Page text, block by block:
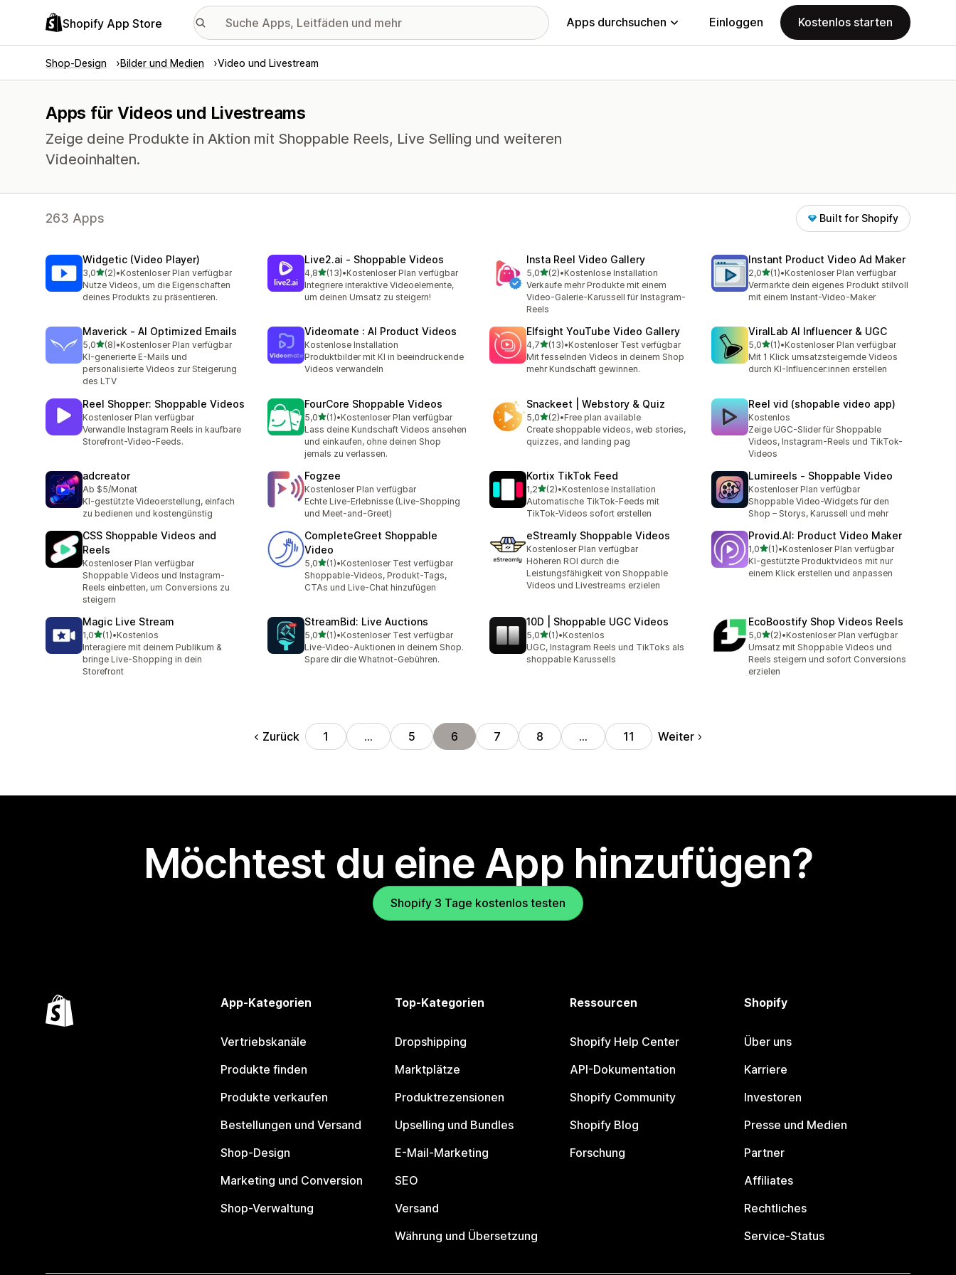
Shopify App Store Apps durchsuchen Einloggen Kostenlos starten
Shop-Design Bilder und Medien Video und Livestream
Apps für Videos und Livestreams
Zeige deine Produkte in Aktion mit Shoppable Reels, Live Selling und weiteren
Videoinhalten.
263 Apps Built for Shopify
Widgetic (Video Player)
3,0von 5 Sternen
(2)
2 Rezensionen insgesamt
•Kostenloser Plan verfügbar
Nutze Videos, um die Eigenschaften
deines Produkts zu präsentieren.
Live2.ai ‑ Shoppable Videos
4,8von 5 Sternen
(13)
13 Rezensionen insgesamt
•Kostenloser Plan verfügbar
Integriere interaktive Videoelemente,
um deinen Umsatz zu steigern!
Insta Reel Video Gallery
5,0von 5 Sternen
(2)
2 Rezensionen insgesamt
•Kostenlose Installation
Verkaufe mehr Produkte mit einem
Video-Galerie-Karussell für Instagram-
Reels
Instant Product Video Ad Maker
2,0von 5 Sternen
(1)
1 Rezensionen insgesamt
•Kostenloser Plan verfügbar
Vermarkte dein eigenes Produkt stilvoll
mit einem Instant-Video-Maker
Maverick ‑ AI Optimized Emails
5,0von 5 Sternen
(8)
8 Rezensionen insgesamt
•Kostenloser Plan verfügbar
KI-generierte E-Mails und
personalisierte Videos zur Steigerung
des LTV
Videomate : AI Product Videos
Kostenlose Installation
Produktbilder mit KI in beeindruckende
Videos verwandeln
Elfsight YouTube Video Gallery
4,7von 5 Sternen
(13)
13 Rezensionen insgesamt
•Kostenloser Test verfügbar
Mit fesselnden Videos in deinem Shop
mehr Kundschaft gewinnen.
ViralLab AI Influencer & UGC
5,0von 5 Sternen
(1)
1 Rezensionen insgesamt
•Kostenloser Plan verfügbar
Mit 1 Klick umsatzsteigernde Videos
durch KI-Influencer:innen erstellen
Reel Shopper: Shoppable Videos
Kostenloser Plan verfügbar
Verwandle Instagram Reels in kaufbare
Storefront-Video-Feeds.
FourCore Shoppable Videos
5,0von 5 Sternen
(1)
1 Rezensionen insgesamt
•Kostenloser Plan verfügbar
Lass deine Kundschaft Videos ansehen
und einkaufen, ohne deinen Shop
jemals zu verlassen.
Snackeet | Webstory & Quiz
5,0von 5 Sternen
(2)
2 Rezensionen insgesamt
•Free plan available
Create shoppable videos, web stories,
quizzes, and landing pag
Reel vid (shopable video app)
Kostenlos
Zeige UGC-Slider für Shoppable
Videos, Instagram-Reels und TikTok-
Videos
adcreator
Ab $5/Monat
KI-gestützte Videoerstellung, einfach
zu bedienen und kostengünstig
Fogzee
Kostenloser Plan verfügbar
Echte Live-Erlebnisse (Live-Shopping
und Meet-and-Greet)
Kortix TikTok Feed
1,2von 5 Sternen
(2)
2 Rezensionen insgesamt
•Kostenlose Installation
Automatische TikTok-Feeds mit
TikTok-Videos sofort erstellen
Lumireels ‑ Shoppable Video
Kostenloser Plan verfügbar
Shoppable Video-Widgets für den
Shop – Storys, Karussell und mehr
CSS Shoppable Videos and
Reels
Kostenloser Plan verfügbar
Shoppable Videos und Instagram-
Reels einbetten, um Conversions zu
steigern
CompleteGreet Shoppable
Video
5,0von 5 Sternen
(1)
1 Rezensionen insgesamt
•Kostenloser Test verfügbar
Shoppable-Videos, Produkt-Tags,
CTAs und Live-Chat hinzufügen
eStreamly Shoppable Videos
Kostenloser Plan verfügbar
Höheren ROI durch die
Leistungsfähigkeit von Shoppable
Videos und Livestreams erzielen
Provid.AI: Product Video Maker
1,0von 5 Sternen
(1)
1 Rezensionen insgesamt
•Kostenloser Plan verfügbar
KI-gestützte Produktvideos mit nur
einem Klick erstellen und anpassen
Magic Live Stream
1,0von 5 Sternen
(1)
1 Rezensionen insgesamt
•Kostenlos
Interagiere mit deinem Publikum &
bringe Live-Shopping in dein
Storefront
StreamBid: Live Auctions
5,0von 5 Sternen
(1)
1 Rezensionen insgesamt
•Kostenloser Test verfügbar
Live-Video-Auktionen in deinem Shop.
Spare dir die Whatnot-Gebühren.
10D | Shoppable UGC Videos
5,0von 5 Sternen
(1)
1 Rezensionen insgesamt
•Kostenlos
UGC, Instagram Reels und TikToks als
shoppable Karussells
EcoBoostify Shop Videos Reels
5,0von 5 Sternen
(2)
2 Rezensionen insgesamt
•Kostenloser Plan verfügbar
Umsatz mit Shoppable Videos und
Reels steigern und sofort Conversions
erzielen
Zurück 1 … 5 6 7 8 … 11 Weiter
Möchtest du eine App hinzufügen?
Shopify 3 Tage kostenlos testen
App-Kategorien
Vertriebskanäle
Produkte finden
Produkte verkaufen
Bestellungen und Versand
Shop-Design
Marketing und Conversion
Shop-Verwaltung
Top-Kategorien
Dropshipping
Marktplätze
Produktrezensionen
Upselling und Bundles
E-Mail-Marketing
SEO
Versand
Währung und Übersetzung
Ressourcen
Shopify Help Center
API-Dokumentation
Shopify Community
Shopify Blog
Forschung
Shopify
Über uns
Karriere
Investoren
Presse und Medien
Partner
Affiliates
Rechtliches
Service-Status